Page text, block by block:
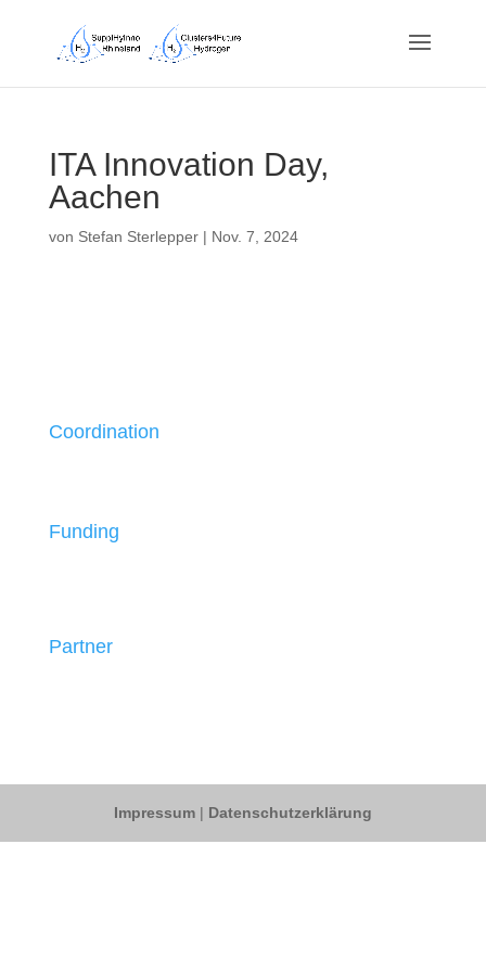
ITA Innovation Day,
Aachen
von Stefan Sterlepper| Nov. 7, 2024
Coordination
Funding
Partner
Impressum | Datenschutzerklärung